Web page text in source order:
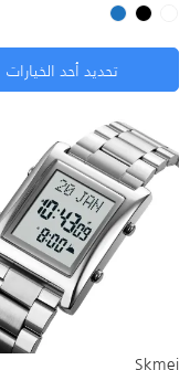
تحديد أحد الخيارات
Skmei